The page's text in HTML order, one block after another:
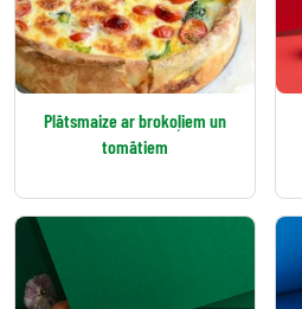
Plātsmaize ar brokoļiem un
tomātiem